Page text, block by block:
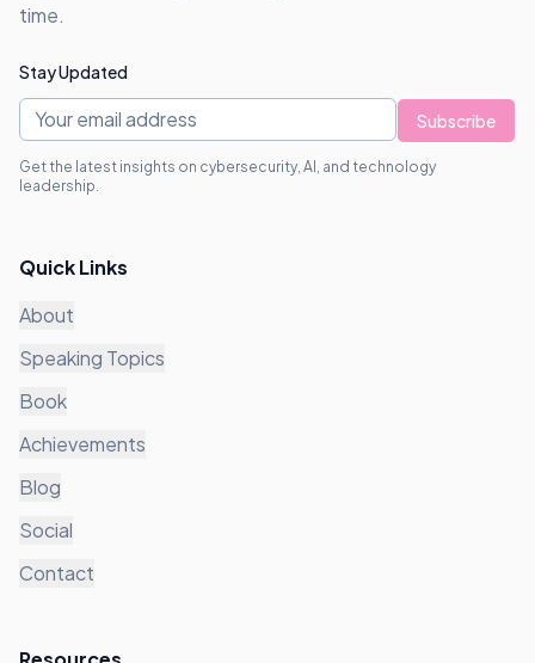
time.
Stay Updated
Subscribe
Get the latest insights on cybersecurity, AI, and technology
leadership.
Quick Links
About
Speaking Topics
Book
Achievements
Blog
Social
Contact